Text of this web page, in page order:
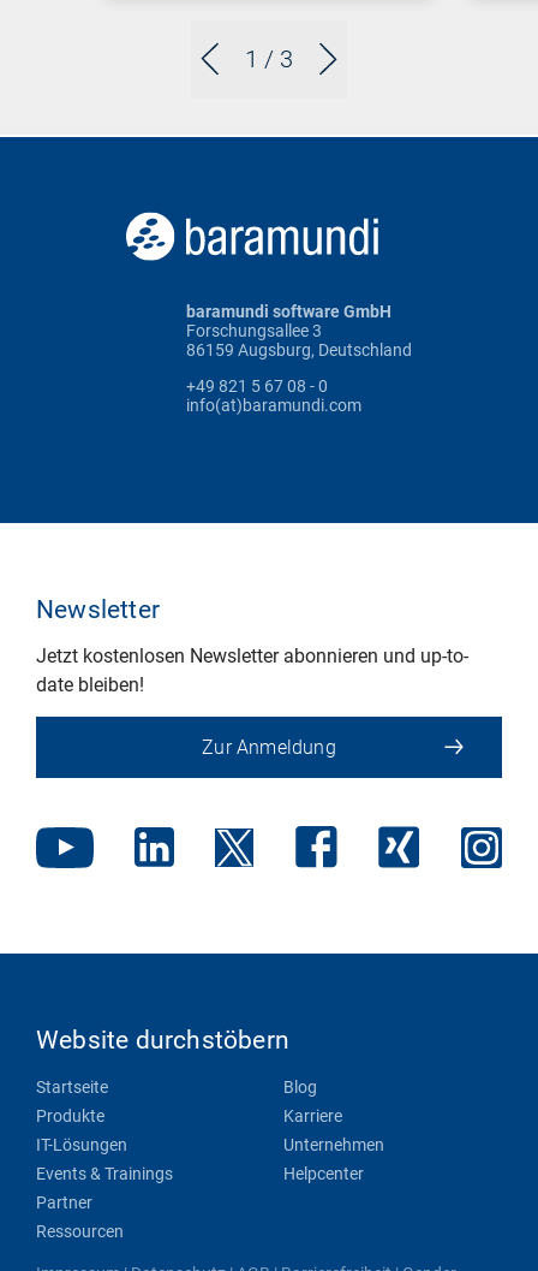
1 / 3
baramundi software GmbH
Forschungsallee 3
86159 Augsburg, Deutschland
+49 821 5 67 08 - 0
info(at)baramundi.com
Newsletter
Jetzt kostenlosen Newsletter abonnieren und up-to-
date bleiben!
Zur Anmeldung
Website durchstöbern
Startseite
Produkte
IT-Lösungen
Events & Trainings
Partner
Ressourcen
Blog
Karriere
Unternehmen
Helpcenter